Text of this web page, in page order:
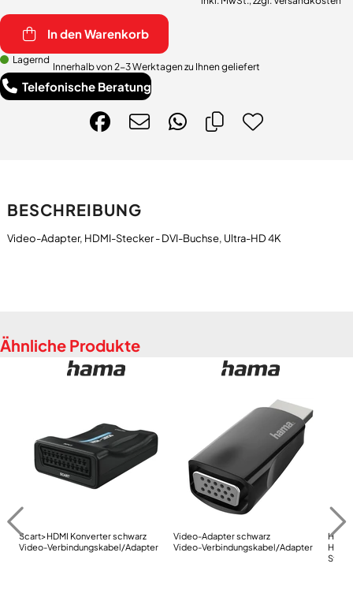
In den Warenkorb
Lagernd
Innerhalb von 2-3 Werktagen zu Ihnen geliefert
Telefonische Beratung
BESCHREIBUNG
Video-Adapter, HDMI-Stecker - DVI-Buchse, Ultra-HD 4K
Ähnliche Produkte
Scart>HDMI Konverter schwarz
Video-Verbindungskabel/Adapter
Video-Adapter schwarz
Video-Verbindungskabel/Adapter
High
High